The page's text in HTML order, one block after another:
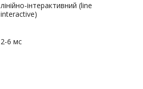
лінійно-інтерактивний (line
interactive)
2-6 мс